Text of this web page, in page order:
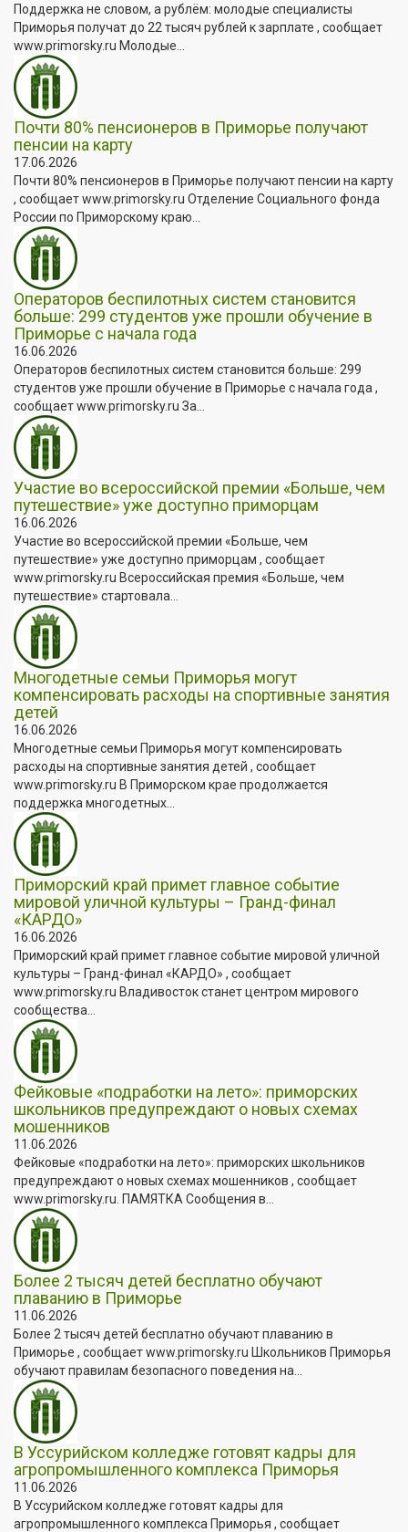
Поддержка не словом, а рублём: молодые специалисты
Приморья получат до 22 тысяч рублей к зарплате , сообщает
www.primorsky.ru Молодые...
Почти 80% пенсионеров в Приморье получают
пенсии на карту
17.06.2026
Почти 80% пенсионеров в Приморье получают пенсии на карту
, сообщает www.primorsky.ru Отделение Социального фонда
России по Приморскому краю...
Операторов беспилотных систем становится
больше: 299 студентов уже прошли обучение в
Приморье с начала года
16.06.2026
Операторов беспилотных систем становится больше: 299
студентов уже прошли обучение в Приморье с начала года ,
сообщает www.primorsky.ru За...
Участие во всероссийской премии «Больше, чем
путешествие» уже доступно приморцам
16.06.2026
Участие во всероссийской премии «Больше, чем
путешествие» уже доступно приморцам , сообщает
www.primorsky.ru Всероссийская премия «Больше, чем
путешествие» стартовала...
Многодетные семьи Приморья могут
компенсировать расходы на спортивные занятия
детей
16.06.2026
Многодетные семьи Приморья могут компенсировать
расходы на спортивные занятия детей , сообщает
www.primorsky.ru В Приморском крае продолжается
поддержка многодетных...
Приморский край примет главное событие
мировой уличной культуры – Гранд-финал
«КАРДО»
16.06.2026
Приморский край примет главное событие мировой уличной
культуры – Гранд-финал «КАРДО» , сообщает
www.primorsky.ru Владивосток станет центром мирового
сообщества...
Фейковые «подработки на лето»: приморских
школьников предупреждают о новых схемах
мошенников
11.06.2026
Фейковые «подработки на лето»: приморских школьников
предупреждают о новых схемах мошенников , сообщает
www.primorsky.ru. ПАМЯТКА Сообщения в...
Более 2 тысяч детей бесплатно обучают
плаванию в Приморье
11.06.2026
Более 2 тысяч детей бесплатно обучают плаванию в
Приморье , сообщает www.primorsky.ru Школьников Приморья
обучают правилам безопасного поведения на...
В Уссурийском колледже готовят кадры для
агропромышленного комплекса Приморья
11.06.2026
В Уссурийском колледже готовят кадры для
агропромышленного комплекса Приморья , сообщает